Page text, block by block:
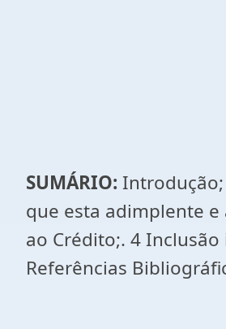
SUMÁRIO:
que esta adimplente
ao Crédito;. 4
Referências